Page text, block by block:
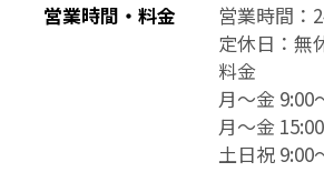
営業時間・料金
営業時間：
定休日：無
料金
月～金 9:00
月～金
土日祝 9:00